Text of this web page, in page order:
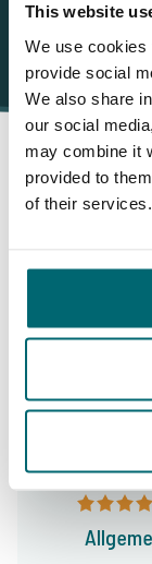
This website
We use cookies
provide social
We also share
our social
may combine it
provided to
of their services.
Darum
9,7